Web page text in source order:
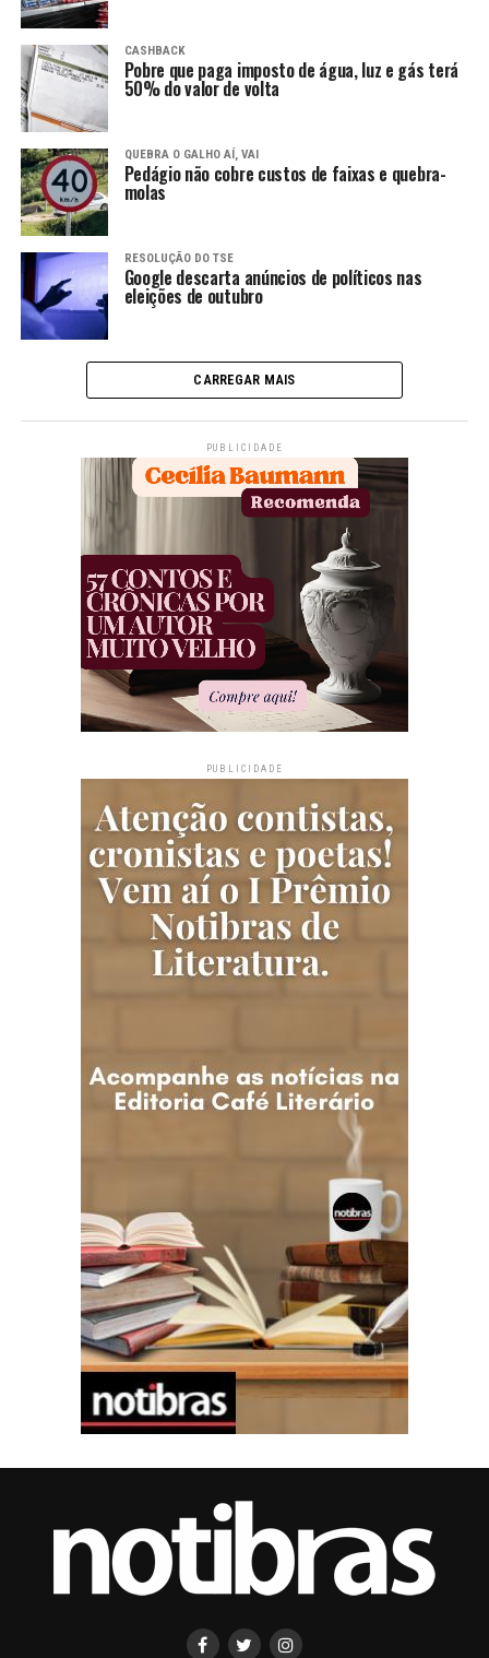
CASHBACK
Pobre que paga imposto de água, luz e gás terá
50% do valor de volta
QUEBRA O GALHO AÍ, VAI
Pedágio não cobre custos de faixas e quebra-
molas
RESOLUÇÃO DO TSE
Google descarta anúncios de políticos nas
eleições de outubro
CARREGAR MAIS
PUBLICIDADE
PUBLICIDADE